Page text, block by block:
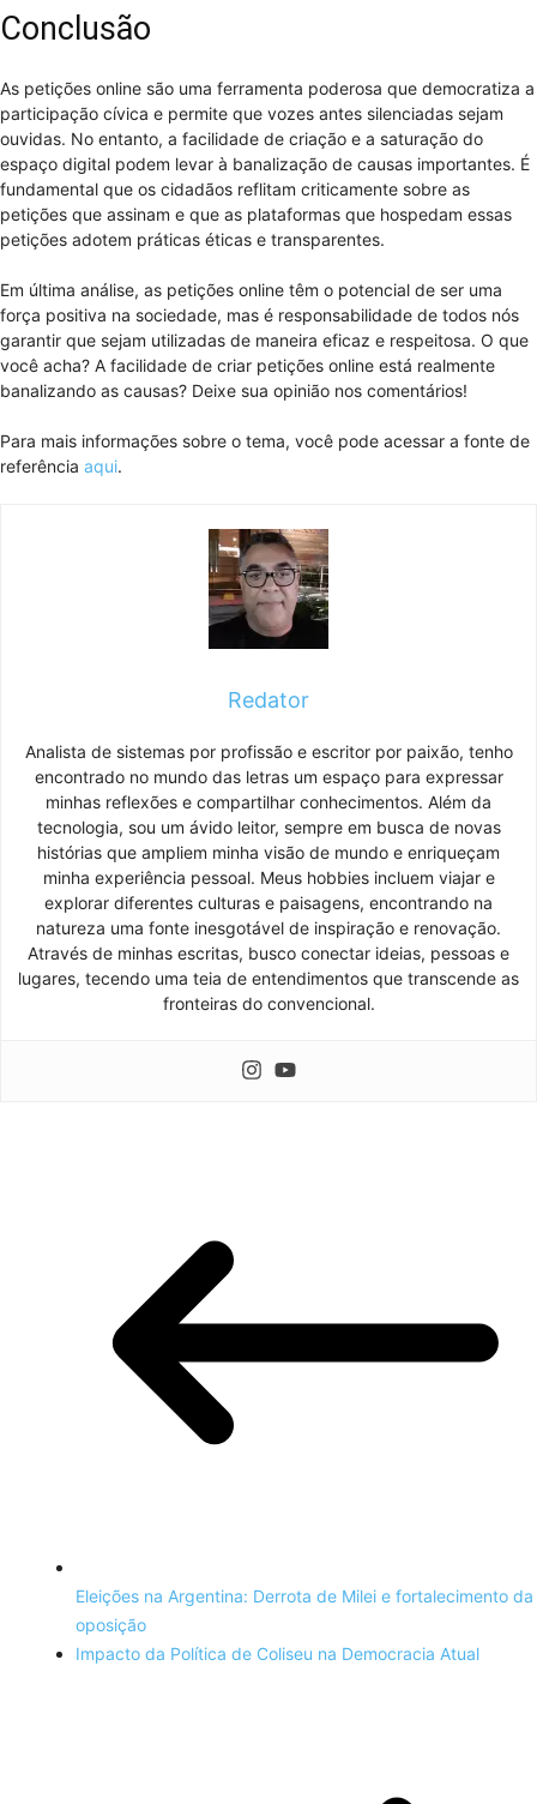
Conclusão
As petições online são uma ferramenta poderosa que democratiza a
participação cívica e permite que vozes antes silenciadas sejam
ouvidas. No entanto, a facilidade de criação e a saturação do
espaço digital podem levar à banalização de causas importantes. É
fundamental que os cidadãos reflitam criticamente sobre as
petições que assinam e que as plataformas que hospedam essas
petições adotem práticas éticas e transparentes.
Em última análise, as petições online têm o potencial de ser uma
força positiva na sociedade, mas é responsabilidade de todos nós
garantir que sejam utilizadas de maneira eficaz e respeitosa. O que
você acha? A facilidade de criar petições online está realmente
banalizando as causas? Deixe sua opinião nos comentários!
Para mais informações sobre o tema, você pode acessar a fonte de
referência aqui.
Redator
Analista de sistemas por profissão e escritor por paixão, tenho
encontrado no mundo das letras um espaço para expressar
minhas reflexões e compartilhar conhecimentos. Além da
tecnologia, sou um ávido leitor, sempre em busca de novas
histórias que ampliem minha visão de mundo e enriqueçam
minha experiência pessoal. Meus hobbies incluem viajar e
explorar diferentes culturas e paisagens, encontrando na
natureza uma fonte inesgotável de inspiração e renovação.
Através de minhas escritas, busco conectar ideias, pessoas e
lugares, tecendo uma teia de entendimentos que transcende as
fronteiras do convencional.
Eleições na Argentina: Derrota de Milei e fortalecimento da
oposição
Impacto da Política de Coliseu na Democracia Atual